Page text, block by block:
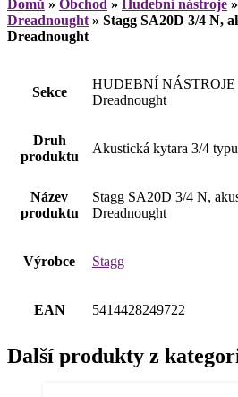
Domů » Obchod » Hudební nástroje »
Dreadnought » Stagg SA20D 3/4 N,
Dreadnought
Sekce
HUDEBNÍ NÁSTROJE
Dreadnought
Druh
produktu
Akustická kytara 3/4
Název
produktu
Stagg SA20D 3/4 N,
Dreadnought
Výrobce Stagg
EAN 5414428249722
Další produkty z